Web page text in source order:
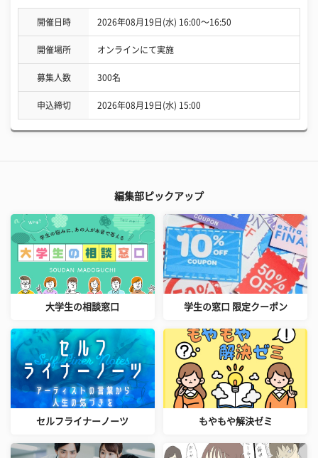
開催日時 2026年08月19日(水) 16:00〜16:50
開催場所 オンラインにて実施
募集人数 300名
申込締切 2026年08月19日(水) 15:00
編集部ピックアップ
大学生の相談窓口 学生の窓口 限定クーポン
セルフライナーノーツ もやもや解決ゼミ